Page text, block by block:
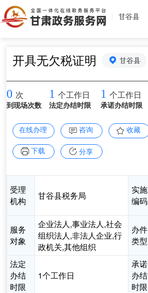
甘谷县
开具无欠税证明 甘谷县
0 次
到现场次数
1 个工作日
法定办结时限
1 个工作日
承诺办结时限
在线办理 咨询 收藏
下载 分享
受理
机构
甘谷县税务局
实施
编码
服务
对象
企业法人,事业法人,社会
组织法人,非法人企业,行
政机关,其他组织
办件
类型
法定
办结
时限
1个工作日
承诺
办结
时限